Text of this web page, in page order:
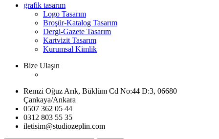
grafik tasarım
Logo Tasarım
Broşür-Katalog Tasarım
Dergi-Gazete Tasarım
Kartvizit Tasarım
Kurumsal Kimlik
Bize Ulaşın
Remzi Oğuz Arık, Büklüm Cd No:44 D:3, 06680
Çankaya/Ankara
0507 362 05 44
0312 803 55 35
iletisim@studiozeplin.com